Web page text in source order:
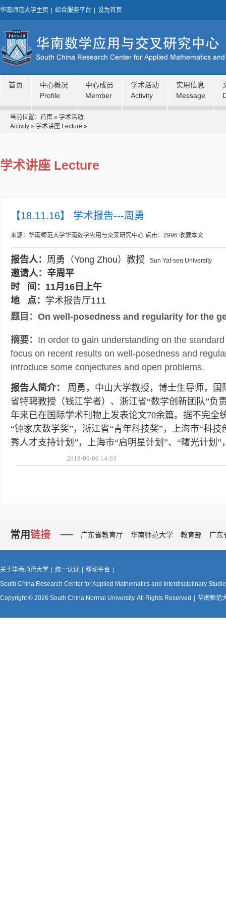
华南师范大学主页 综合服务平台 设为首页
首页
中心概况
Profile
中心成员
Member
学术活动
Activity
实用信息
Message
当前位置： 首页 » 学术活动
Activity » 学术讲座 Lecture »
学术讲座 Lecture
【18.11.16】 学术报告---周勇
来源：华南师范大学华南数学应用与交叉研究中心 点击： 2996 收藏本文
报告人： 周勇（Yong Zhou） 教授 Sun Yat-sen University
邀请人：辛周平
时 间：11月16日上午
地 点： 学术报告厅111
题目： On well-posedness and regularity for the
摘要： In order to gain understanding on the
focus on recent results on well-posedness and
introduce some conjectures and open problems.
报告人简介： 周勇，中山大学教授，博士生导师，
省特聘教授（钱江学者）、浙江省“数学创新团队”
年来已在国际学术刊物上发表论文70余篇。据不完全
“钟家庆数学奖”，浙江省“青年科技奖”，上海市“科
秀人才支持计划”，上海市“启明星计划”、“曙光计划
2018-09-06 14:03
常用链接 广东省教育厅 华南师范大学 教育部 广东
关于华南师范大学 统一认证 移动平台
South China Research Center for Applied Mathematics and Interdisciplinary
Copyright © 2026 South China Normal University. All Rights Reserved
华南师范